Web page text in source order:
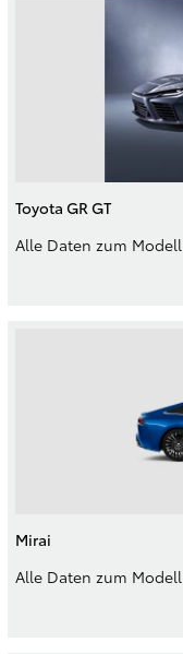
Toyota GR GT
Alle Daten zum Modell
Mirai
Alle Daten zum Modell